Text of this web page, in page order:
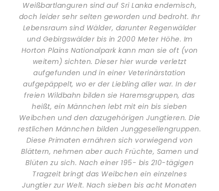
Weißbartlanguren sind auf Sri Lanka endemisch,
doch leider sehr selten geworden und bedroht. Ihr
Lebensraum sind Wälder, darunter Regenwälder
und Gebirgswälder bis in 2000 Meter Höhe. Im
Horton Plains Nationalpark kann man sie oft (von
weitem) sichten. Dieser hier wurde verletzt
aufgefunden und in einer Veterinärstation
aufgepäppelt, wo er der Liebling aller war. In der
freien Wildbahn bilden sie Haremsgruppen, das
heißt, ein Männchen lebt mit ein bis sieben
Weibchen und den dazugehörigen Jungtieren. Die
restlichen Männchen bilden Junggesellengruppen.
Diese Primaten ernähren sich vorwiegend von
Blättern, nehmen aber auch Früchte, Samen und
Blüten zu sich. Nach einer 195- bis 210-tägigen
Tragzeit bringt das Weibchen ein einzelnes
Jungtier zur Welt. Nach sieben bis acht Monaten